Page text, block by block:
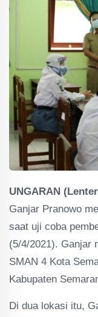
UNGARAN
Ganjar Pranowo
saat uji coba
(5/4/2021). Ganjar
SMAN 4 Kota
Kabupaten
Di dua lokasi itu,